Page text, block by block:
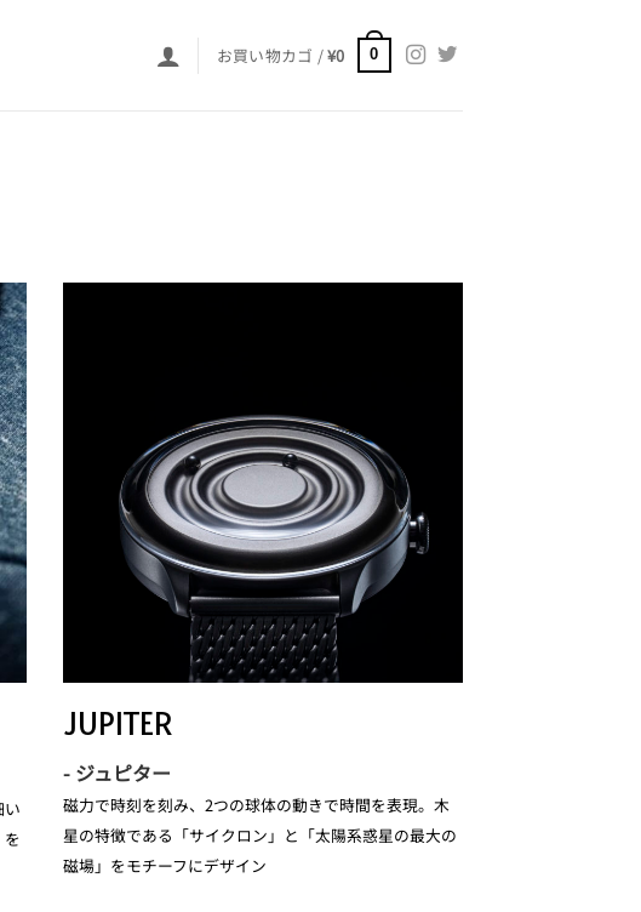
お買い物カゴ /¥0 0
JUPITER
- ジュピター
磁力で時刻を刻み、2つの球体の動きで時間を表現。木
星の特徴である「サイクロン」と「太陽系惑星の最大の
磁場」をモチーフにデザイン